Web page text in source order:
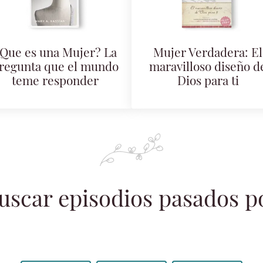
es una Mujer? La
que el mundo
teme responder
Mujer Verdadera: El
maravilloso diseño
Dios para ti
episodios pasados